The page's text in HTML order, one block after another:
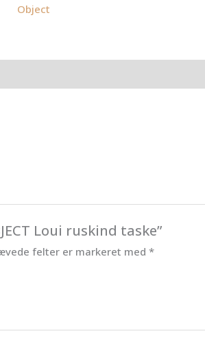
Object
Loui ruskind taske”
felter er markeret med*